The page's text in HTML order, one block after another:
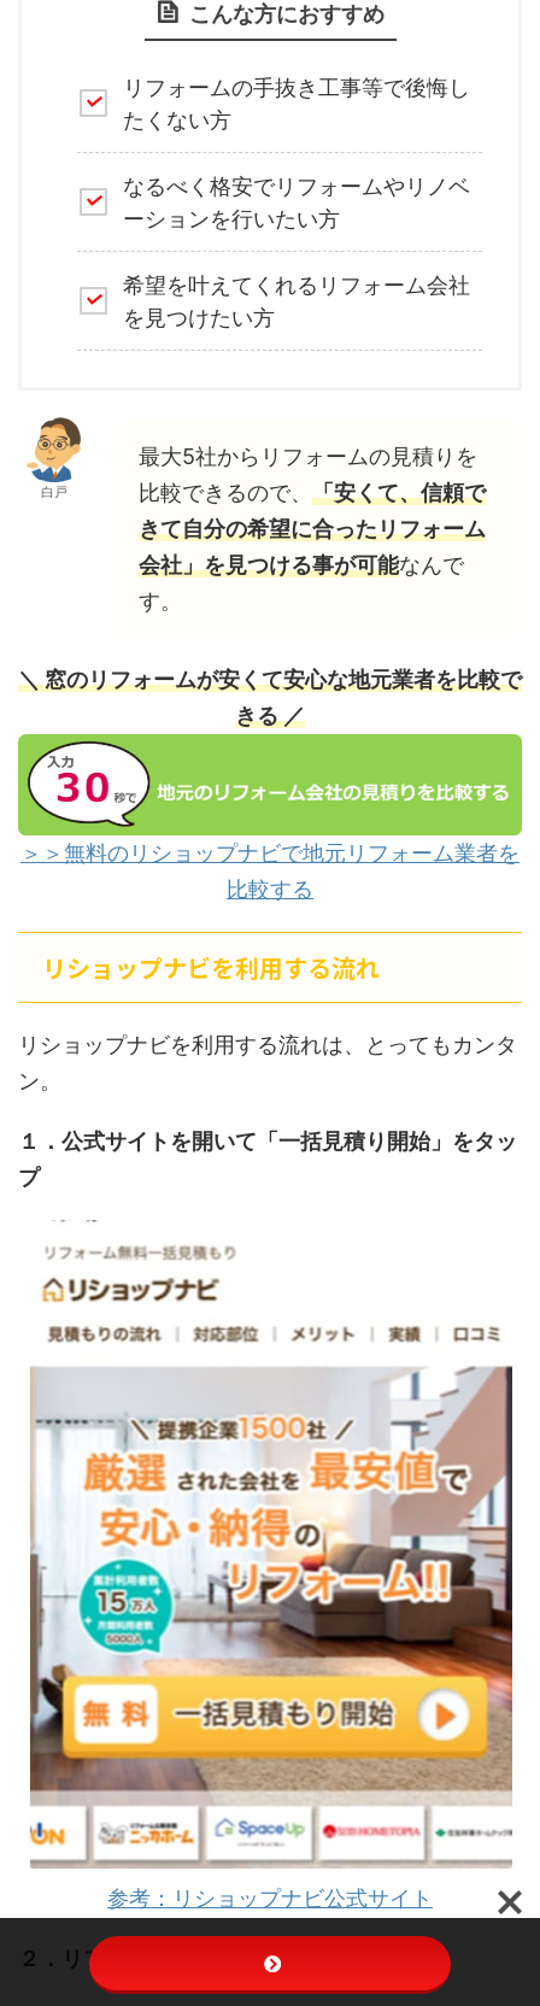
こんな方におすすめ
リフォームの手抜き工事等で後悔し
たくない方
なるべく格安でリフォームやリノベ
ーションを行いたい方
希望を叶えてくれるリフォーム会社
を見つけたい方
白戸
最大5社からリフォームの見積りを
比較できるので、 「安くて、信頼で
きて自分の希望に合ったリフォーム
会社」を見つける事が可能なんで
す。
＼ 窓のリフォームが安くて安心な地元業者を比較で
きる ／
＞＞無料のリショップナビで地元リフォーム業者を
比較する
リショップナビを利用する流れ
リショップナビを利用する流れは、とってもカンタ
ン。
１．公式サイトを開いて「一括見積り開始」をタッ
プ
参考：リショップナビ公式サイト
２．リフォームされる建物を選ぶ